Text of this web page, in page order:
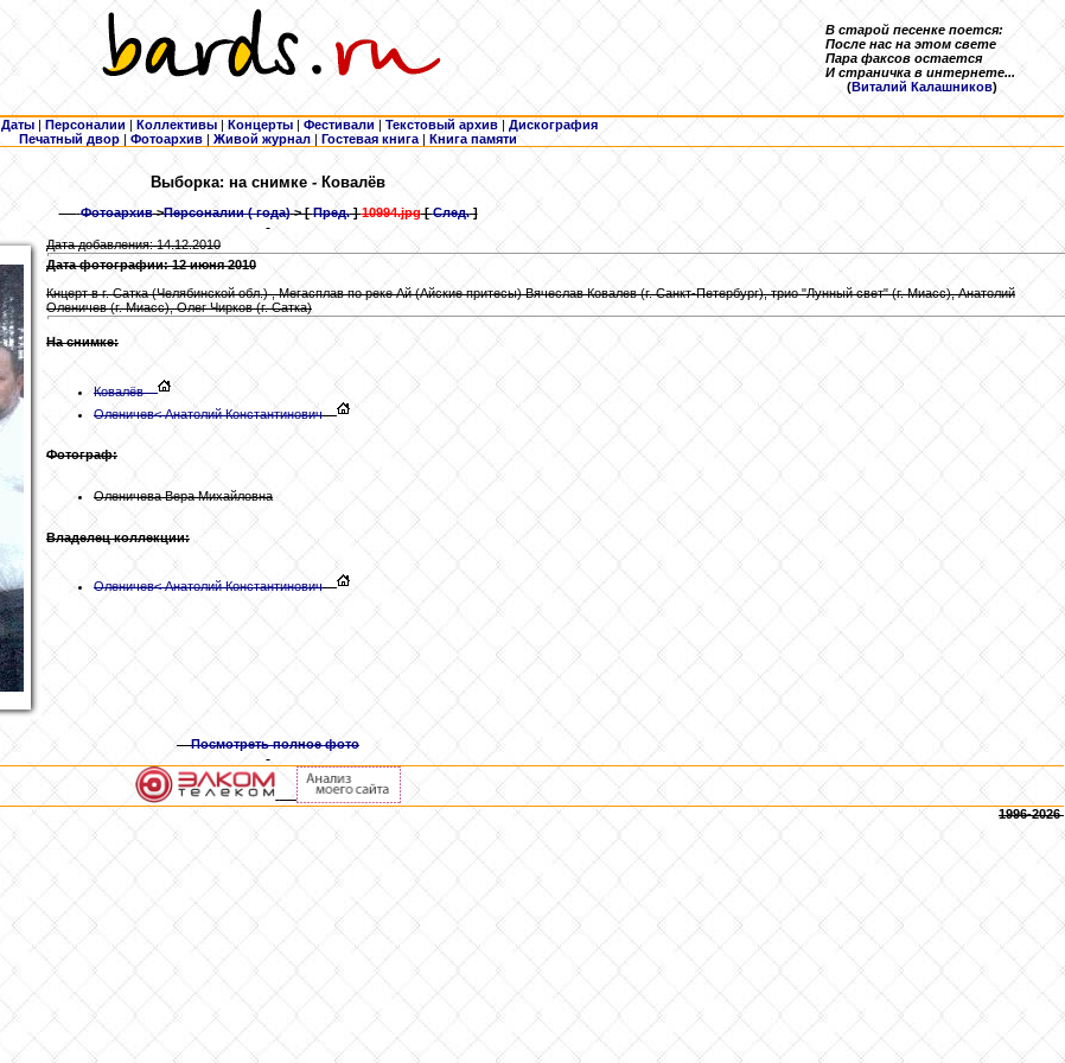
В старой песенке поется:
После нас на этом свете
Пара факсов остается
И страничка в интернете...
(Виталий Калашников)
Даты | Персоналии | Коллективы | Концерты | Фестивали | Текстовый архив | Дискография
Печатный двор | Фотоархив | Живой журнал |Гостевая книга | Книга памяти
Выборка: на снимке - Ковалёв
Фотоархив>Персоналии ( года)> [Пред.]10994.jpg[След.]
Дата добавления: 14.12.2010
Дата фотографии: 12 июня 2010
Кнцерт в г. Сатка (Челябинской обл.) , Мегасплав по реке Ай (Айские притесы) Вячеслав Ковалев (г. Санкт-Петербург), трио "Лунный свет" (г. Миасс), Анатолий
Оленичев (г. Миасс), Олег Чирков (г. Сатка)
На снимке:
Ковалёв
Оленичев< Анатолий Константинович
Фотограф:
Оленичева Вера Михайловна
Владелец коллекции:
Оленичев< Анатолий Константинович
Посмотреть полное фото
1996-2026